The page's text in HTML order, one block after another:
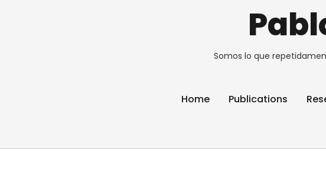
Somos lo que
Home Publications